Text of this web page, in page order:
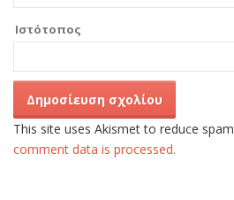
Ιστότοπος
This site uses Akismet to reduce
comment data is processed.